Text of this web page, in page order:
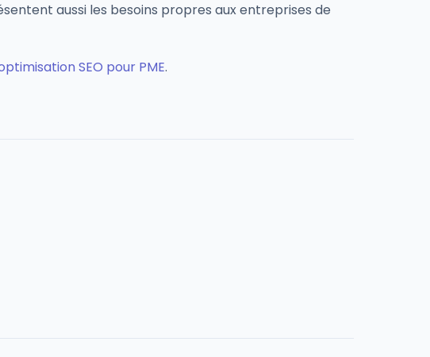
aussi les besoins propres aux entreprises de
SEO pour PME.